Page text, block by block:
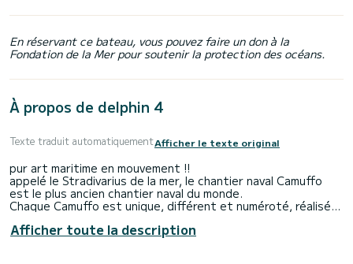
En réservant ce bateau, vous pouvez faire un don à la
Fondation de la Mer pour soutenir la protection des océans.
À propos de delphin 4
Texte traduit automatiquementAfficher le texte original
pur art maritime en mouvement !!
appelé le Stradivarius de la mer, le chantier naval Camuffo
est le plus ancien chantier naval du monde.
Chaque Camuffo est unique, différent et numéroté, réalisé
Il n'a pas d'égal.
pas de plastique, pas de résines, pas de fibre de verre
Afficher toute la description